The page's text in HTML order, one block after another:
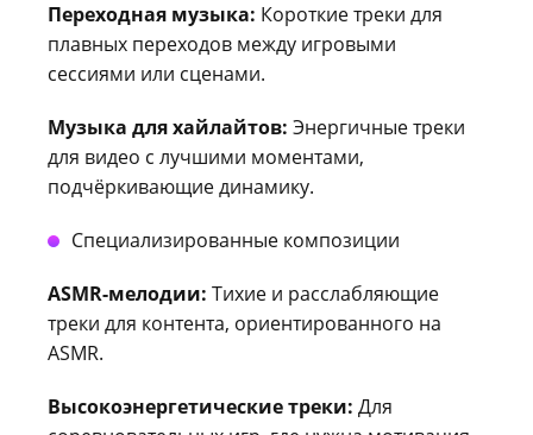
Переходная музыка: Короткие треки для
плавных переходов между игровыми
сессиями или сценами.
Музыка для хайлайтов: Энергичные треки
для видео с лучшими моментами,
подчёркивающие динамику.
Специализированные композиции
ASMR-мелодии: Тихие и расслабляющие
треки для контента, ориентированного на
ASMR.
Высокоэнергетические треки: Для